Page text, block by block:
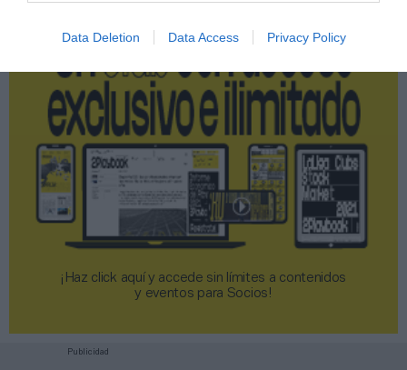
Data Deletion Data Access Privacy Policy
¡Haz click aquí y accede sin límites a contenidos
y eventos para Socios!​​​​​​​
Publicidad